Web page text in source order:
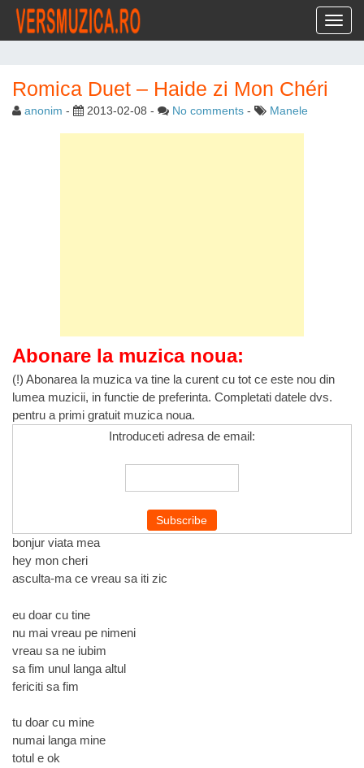
Romica Duet – Haide zi Mon Chéri
anonim - 2013-02-08 - No comments - Manele
Abonare la muzica noua:
(!) Abonarea la muzica va tine la curent cu tot ce este nou din
lumea muzicii, in functie de preferinta. Completati datele dvs.
pentru a primi gratuit muzica noua.
Introduceti adresa de email:
bonjur viata mea
hey mon cheri
asculta-ma ce vreau sa iti zic
eu doar cu tine
nu mai vreau pe nimeni
vreau sa ne iubim
sa fim unul langa altul
fericiti sa fim
tu doar cu mine
numai langa mine
totul e ok